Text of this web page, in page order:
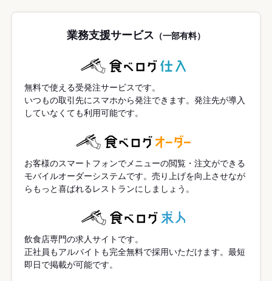
業務支援サービス （一部有料）
無料で使える受発注サービスです。
いつもの取引先にスマホから発注できます。発注先が導入
していなくても利用可能です。
お客様のスマートフォンでメニューの閲覧・注文ができる
モバイルオーダーシステムです。売り上げを向上させなが
らもっと喜ばれるレストランにしましょう。
飲食店専門の求人サイトです。
正社員もアルバイトも完全無料で採用いただけます。最短
即日で掲載が可能です。